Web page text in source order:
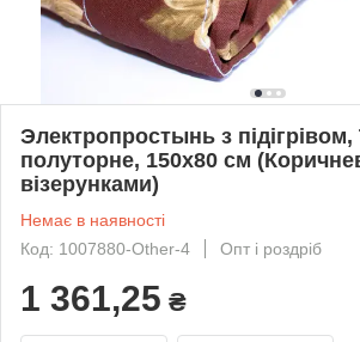
Электропростынь з підігрівом,
полуторне, 150x80 см
візерунками)
Немає в наявності
Код: 1007880-Other-4
Опт і роздріб
1 361,25 ₴